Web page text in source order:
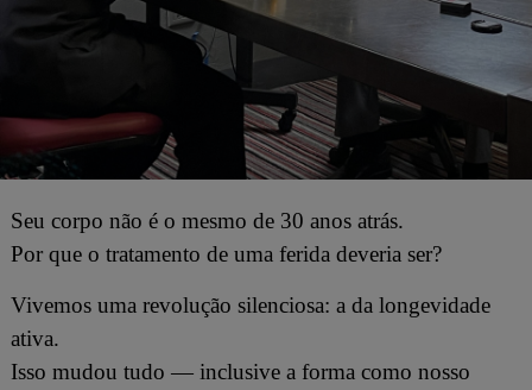
Seu corpo não é o mesmo de 30 anos atrás.
Por que o tratamento de uma ferida deveria ser?
Vivemos uma revolução silenciosa: a da longevidade
ativa.
Isso mudou tudo — inclusive a forma como nosso